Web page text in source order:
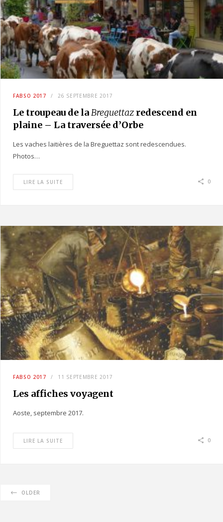
FABSO 2017 26 SEPTEMBRE 2017
Le troupeau de laBreguettaz redescend en
plaine – La traversée d’Orbe
Les vaches laitières de la Breguettaz sont redescendues.
Photos…
LIRE LA SUITE 0
FABSO 2017 11 SEPTEMBRE 2017
Les affiches voyagent
Aoste, septembre 2017.
LIRE LA SUITE 0
OLDER